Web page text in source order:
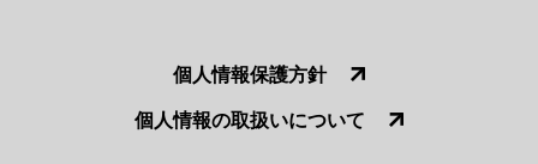
個人情報保護方針
個人情報の取扱いについて